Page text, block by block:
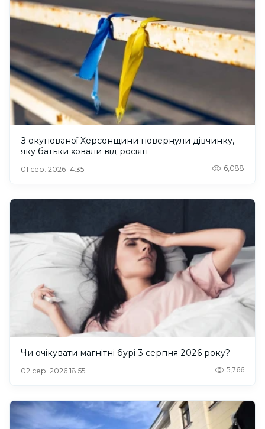
З окупованої Херсонщини повернули дівчинку,
яку батьки ховали від росіян
01 сер. 2026 14:35 6,088
Чи очікувати магнітні бурі 3 серпня 2026 року?
02 сер. 2026 18:55 5,766